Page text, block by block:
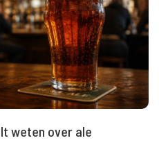
weten over ale